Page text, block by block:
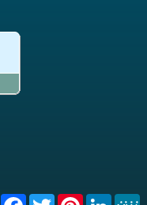
Share FacebookTwitterPinterest
LinkedIn